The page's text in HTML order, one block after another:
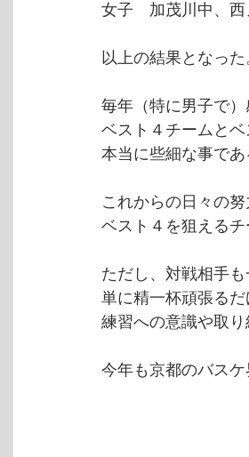
女子　加茂川中、
以上の結果となった
毎年（特に男子で
ベスト４チームと
本当に些細な事であ
これからの日々の
ベスト４を狙える
ただし、対戦相手
単に精一杯頑張る
練習への意識や取
今年も京都のバス